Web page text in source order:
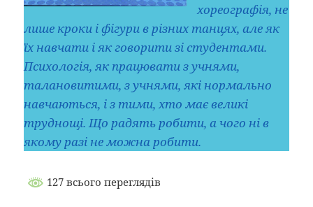
хореографія, не
лише кроки і фігури в різних танцях, але як
їх навчати і як говорити зі студентами.
Психологія, як працювати з учнями,
талановитими, з учнями, які нормально
навчаються, і з тими, хто має великі
труднощі. Що радять робити, а чого ні в
якому разі не можна робити.
127 всього переглядів